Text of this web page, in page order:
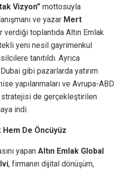
Vizyon” mottosuyla
ve yazar Mert
verdiği toplantıda Altın Emlak
yeni nesil gayrimenkul
tanıtıldı. Ayrıca
gibi pazarlarda yatırım
yapılanmaları ve Avrupa-ABD
de gerçekleştirilen
indi.
De Öncüyüz
yapan Altın Emlak Global
, firmanın dijital dönüşüm,